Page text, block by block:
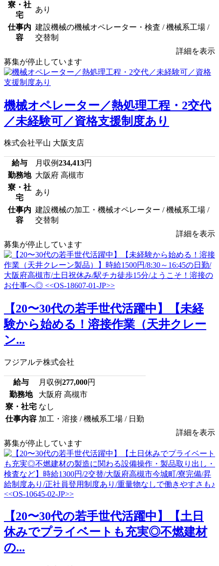
寮・社
宅
あり
仕事内
容
建設機械の機械オペレーター・検査 / 機械系工場 /
交替制
詳細を表示
募集が停止しています
機械オペレーター／熱処理工程・2交代
／未経験可／資格支援制度あり
株式会社平山 大阪支店
給与 月収例234,413円
勤務地 大阪府 高槻市
寮・社
宅
あり
仕事内
容
建設機械の加工・機械オペレーター / 機械系工場 /
交替制
詳細を表示
募集が停止しています
【20〜30代の若手世代活躍中】【未経
験から始める！溶接作業（天井クレー
ン...
フジアルテ株式会社
給与 月収例277,000円
勤務地
大阪府 高槻市
寮・社宅 なし
仕事内容 加工・溶接 / 機械系工場 / 日勤
詳細を表示
募集が停止しています
【20〜30代の若手世代活躍中】【土日
休みでプライベートも充実◎不燃建材
の...